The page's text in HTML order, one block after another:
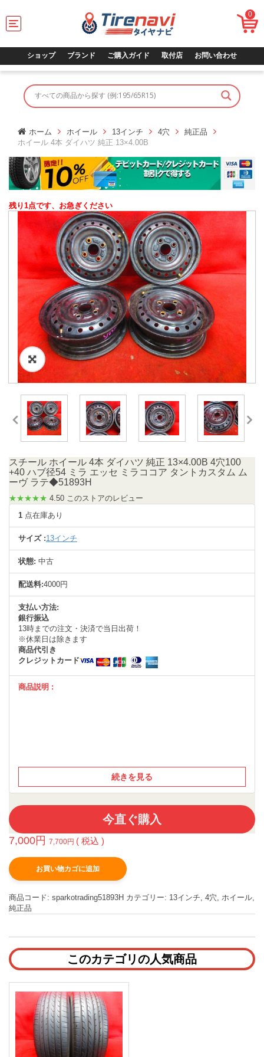
T
o
l
i
o
n
0
ショップ ブランド ご購入ガイド 取付店 お問い合わせ
ホーム ホイール 13インチ 4穴
純正品
ホイール 4本 ダイハツ 純正 13×4.00B
残り1点です、お急ぎください
スチール ホイール 4本 ダイハツ 純正 13×4.00B 4穴100
+40 ハブ径54 ミラ エッセ ミラココア タントカスタム ム
ーヴ ラテ◆51893H
★★★★★ 4.50 このストアのレビュー
1 点在庫あり
サイズ :13インチ
状態: 中古
配送料:4000円
支払い方法:
銀行振込
13時までの注文・決済で当日出荷！
※休業日は除きます
商品代引き
クレジットカード
商品説明 :
続きを見る
今直ぐ購入
7,000円 7,700円 ( 税込 )
お買い物カゴに追加
商品コード: sparkotrading51893H カテゴリー: 13インチ 4穴 ホイール
純正品
このカテゴリの人気商品